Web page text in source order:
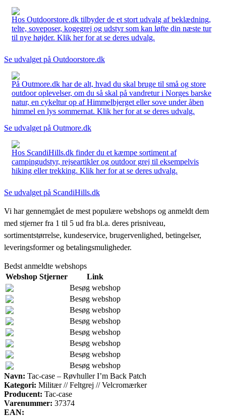
Hos Outdoorstore.dk tilbyder de et stort udvalg af beklædning,
telte, soveposer, kogegrej og udstyr som kan løfte din næste tur
til nye højder. Klik her for at se deres udvalg.
Se udvalget på Outdoorstore.dk
På Outmore.dk har de alt, hvad du skal bruge til små og store
outdoor oplevelser, om du så skal på vandretur i Norges barske
natur, en cykeltur op af Himmelbjerget eller sove under åben
himmel en lys sommernat. Klik her for at se deres udvalg.
Se udvalget på Outmore.dk
Hos ScandiHills.dk finder du et kæmpe sortiment af
campingudstyr, rejseartikler og outdoor grej til eksempelvis
hiking eller trekking. Klik her for at se deres udvalg.
Se udvalget på ScandiHills.dk
Vi har gennemgået de mest populære webshops og anmeldt dem
med stjerner fra 1 til 5 ud fra bl.a. deres prisniveau,
sortimentstørrelse, kundeservice, brugervenlighed, betingelser,
leveringsformer og betalingsmuligheder.
Bedst anmeldte webshops
Webshop Stjerner
Link
Besøg webshop
Besøg webshop
Besøg webshop
Besøg webshop
Besøg webshop
Besøg webshop
Besøg webshop
Besøg webshop
Navn: Tac-case – Røvhuller I’m Back Patch
Kategori: Militær // Feltgrej // Velcromærker
Producent: Tac-case
Varenummer: 37374
EAN: